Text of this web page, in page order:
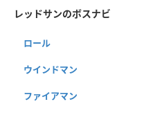
レッドサンのボスナビ
ロール
ウインドマン
ファイアマン